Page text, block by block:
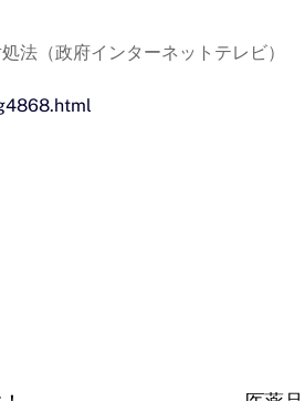
（政府インターネットテレビ）